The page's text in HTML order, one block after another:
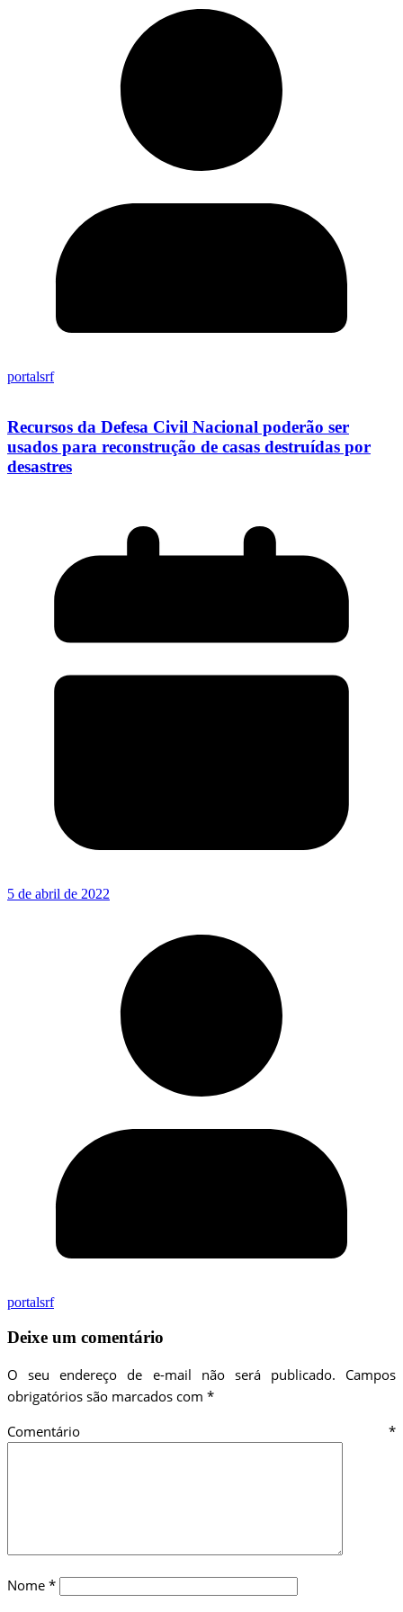
portalsrf
Recursos da Defesa Civil Nacional poderão ser
usados para reconstrução de casas destruídas por
desastres
5 de abril de 2022
portalsrf
Deixe um comentário
O seu endereço de e-mail não será publicado.
Campos
obrigatórios são marcados com *
Comentário *
Nome *